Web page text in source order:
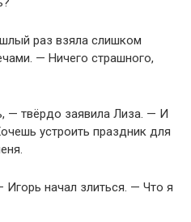
раз взяла слишком
— Ничего страшного,
— твёрдо заявила Лиза. — И
устроить праздник для
начал злиться. — Что я